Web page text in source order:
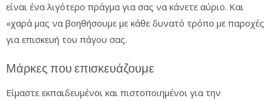
είναι ένα λιγότερο πράγμα για σας να κάνετε αύριο. Και
«χαρά μας να βοηθήσουμε με κάθε δυνατό τρόπο με παροχές
για επισκευή του πάγου σας.
Μάρκες που επισκευάζουμε
Είμαστε εκπαιδευμένοι και πιστοποιημένοι για την